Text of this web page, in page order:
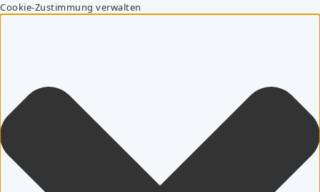
Cookie-Zustimmung verwalten